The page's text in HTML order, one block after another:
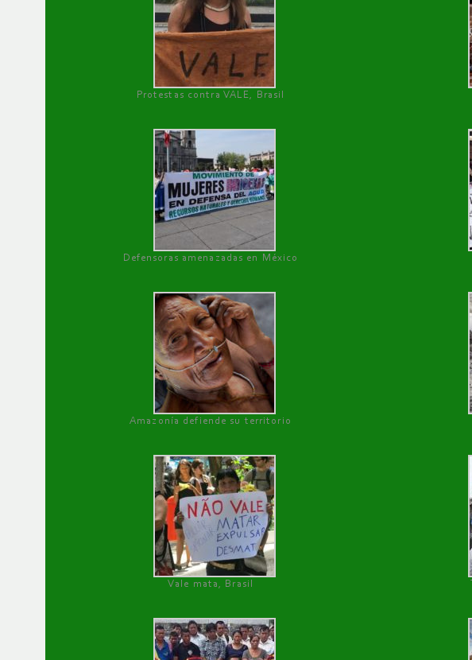
Protestas contra VALE, Brasil
Defensoras amenazadas en México
Amazonía defiende su territorio
Vale mata, Brasil